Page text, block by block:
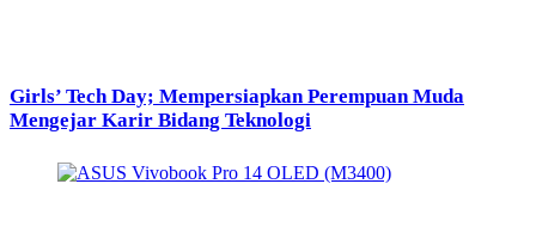
Girls’ Tech Day; Mempersiapkan Perempuan Muda
Mengejar Karir Bidang Teknologi